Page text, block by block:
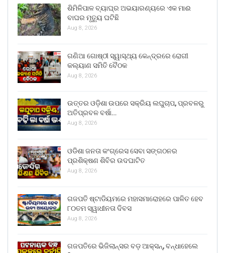
ଶିମିଳିପାଳ ବ୍ୟାଘ୍ର ଅଭୟାରଣ୍ୟରେ ଏକ ମାଈ
ବାଘର ମୃତ୍ୟୁ ଘଟିଛି
Aug 8, 2026
ଗଣିଆ ଗୋଷ୍ଠୀ ସ୍ୱାସ୍ଥ୍ୟ କେନ୍ଦ୍ରରେ ରୋଗୀ
କଲ୍ୟାଣ ସମିତି ବୈଠକ
Aug 8, 2026
ଉତ୍ତର ଓଡ଼ିଶା ଉପରେ ସକ୍ରିୟ ଲଘୁଚାପ, ପ୍ରବଳରୁ
ଅତିପ୍ରବଳ ବର୍ଷା…
Aug 8, 2026
ଓଡିଶା ଜନତା କଂଗ୍ରେସ ସେବା ସଙ୍ଗଠନର
ପ୍ରଶିକ୍ଷଣ ଶିବିର ଉଦଘାଟିତ
Aug 8, 2026
ଗଜପତି ଷ୍ଟାଡିୟମରେ ମହାସମାରୋହରେ ପାଳିତ ହେବ
୮୦ତମ ସ୍ୱାଧୀନତା ଦିବସ
Aug 8, 2026
ଗଜପତିରେ ଭିଜିଲାନ୍ସର ବଡ଼ ଆକ୍ସନ୍, ବନ୍ଧାହେଲେ